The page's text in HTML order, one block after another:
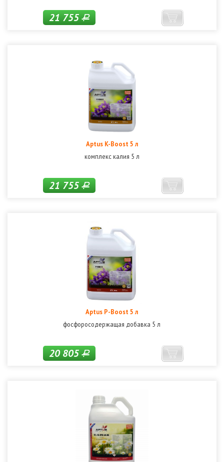
21 755Р
Aptus K-Boost 5 л
комплекс калия 5 л
21 755Р
Aptus P-Boost 5 л
фосфоросодержащая добавка 5 л
20 805Р